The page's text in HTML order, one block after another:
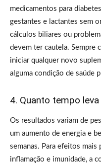
medicamentos para
gestantes e lactantes sem
cálculos biliares ou
devem ter cautela. Sempre
iniciar qualquer novo
alguma condição de saúde
4. Quanto tempo
Os resultados variam de
um aumento de energia e
semanas. Para efeitos
inflamação e imunidade, a